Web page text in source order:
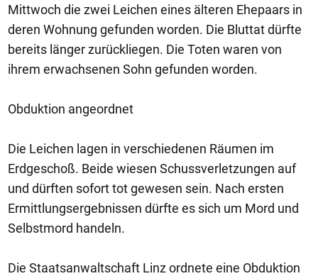
Mittwoch die zwei Leichen eines älteren Ehepaars in
deren Wohnung gefunden worden. Die Bluttat dürfte
bereits länger zurückliegen. Die Toten waren von
ihrem erwachsenen Sohn gefunden worden.
Obduktion angeordnet
Die Leichen lagen in verschiedenen Räumen im
Erdgeschoß. Beide wiesen Schussverletzungen auf
und dürften sofort tot gewesen sein. Nach ersten
Ermittlungsergebnissen dürfte es sich um Mord und
Selbstmord handeln.
Die Staatsanwaltschaft Linz ordnete eine Obduktion